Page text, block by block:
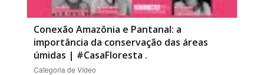
Conexão Amazônia e Pantanal: a
importância da conservação das áreas
úmidas | #CasaFloresta .
Categoria de Vídeo